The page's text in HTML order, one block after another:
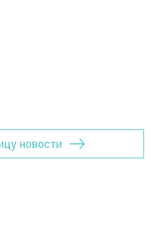
новости